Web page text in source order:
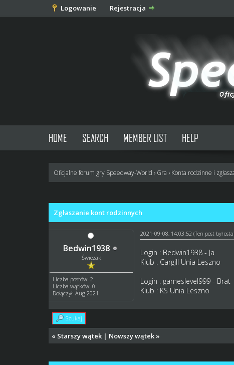
Logowanie Rejestracja
HOME SEARCH MEMBER LIST HELP
Oficjalne forum gry Speedway-World › Gra › Konta rodzinne i
Zgłaszanie kont rodzinnych
Bedwin1938
Świeżak
Liczba postów: 2
Liczba wątków: 0
Dołączył: Aug 2021
2021-09-08, 14:03:52 (Ten post był
Login : Bedwin1938 - Ja
Klub : Cargill Unia Leszno
Login : gameslevel999 - Brat
Klub : KS Unia Leszno
Szukaj
« Starszy wątek | Nowszy wątek »